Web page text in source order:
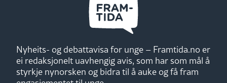
Nyheits- og debattavisa for unge – Framtida.no er
ei redaksjonelt uavhengig avis, som har som mål å
styrkje nynorsken og bidra til å auke og få fram